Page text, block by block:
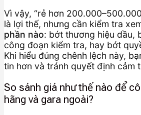
Vì vậy, “rẻ hơn
là lợi thế, nhưng cần kiểm tra
phần nào: bớt thương hiệu dầu,
công đoạn kiểm tra, hay bớt
Khi hiểu đúng chênh lệch này,
tin hơn và tránh quyết định cảm
So sánh giá như thế nào để
hãng và gara ngoài?